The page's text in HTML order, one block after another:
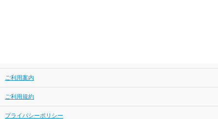
ご利用案内
ご利用規約
プライバシーポリシー